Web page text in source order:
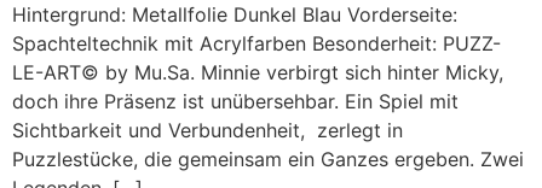
Hintergrund: Metallfolie Dunkel Blau Vorderseite:
Spachteltechnik mit Acrylfarben Besonderheit: PUZZ-
LE-ART© by Mu.Sa. Minnie verbirgt sich hinter Micky,
doch ihre Präsenz ist unübersehbar. Ein Spiel mit
Sichtbarkeit und Verbundenheit, zerlegt in
Puzzlestücke, die gemeinsam ein Ganzes ergeben. Zwei